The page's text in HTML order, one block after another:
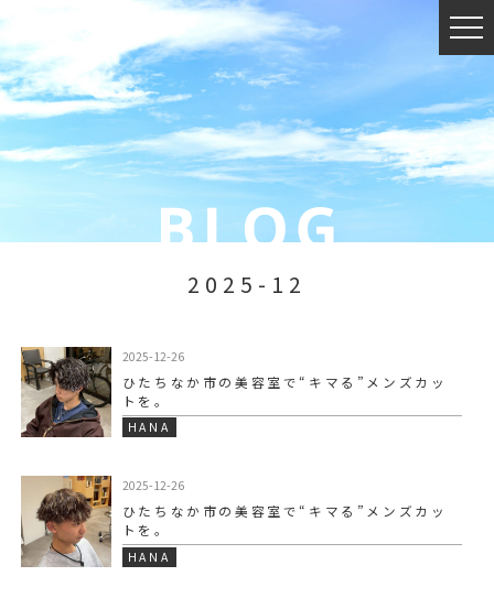
2025-12
2025-12-26
ひたちなか市の美容室で“キマる”メンズカッ
トを。
HANA
2025-12-26
ひたちなか市の美容室で“キマる”メンズカッ
トを。
HANA